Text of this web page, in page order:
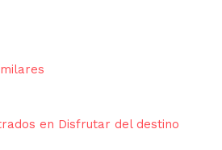
en Disfrutar del destino